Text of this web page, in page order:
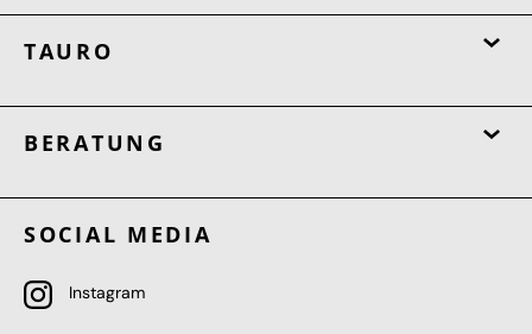
TAURO
BERATUNG
SOCIAL MEDIA
Instagram